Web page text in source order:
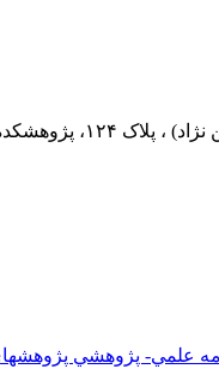
اسلام، فصلنامه پژوهشهای سیاسی جهان اسلام
علمي- پژوهشي